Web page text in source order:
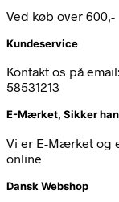
Ved køb over 600,-
Kundeservice
Kontakt os på
58531213
E-Mærket, Sikker
Vi er E-Mærket og
online
Dansk Webshop